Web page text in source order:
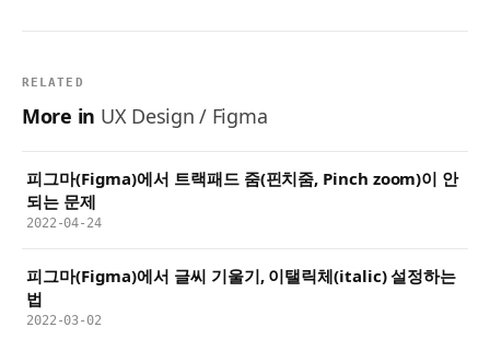
RELATED
More in UX Design / Figma
피그마(Figma)에서 트랙패드 줌(핀치줌, Pinch zoom)이 안
되는 문제
2022-04-24
피그마(Figma)에서 글씨 기울기, 이탤릭체(italic) 설정하는
법
2022-03-02